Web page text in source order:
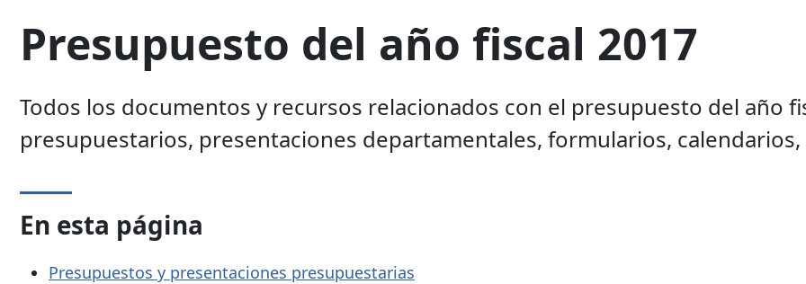
Presupuesto del año fiscal 2017
Todos los documentos y recursos relacionados con el presupuesto del año
presupuestarios, presentaciones departamentales, formularios,
En esta página
Presupuestos y presentaciones presupuestarias